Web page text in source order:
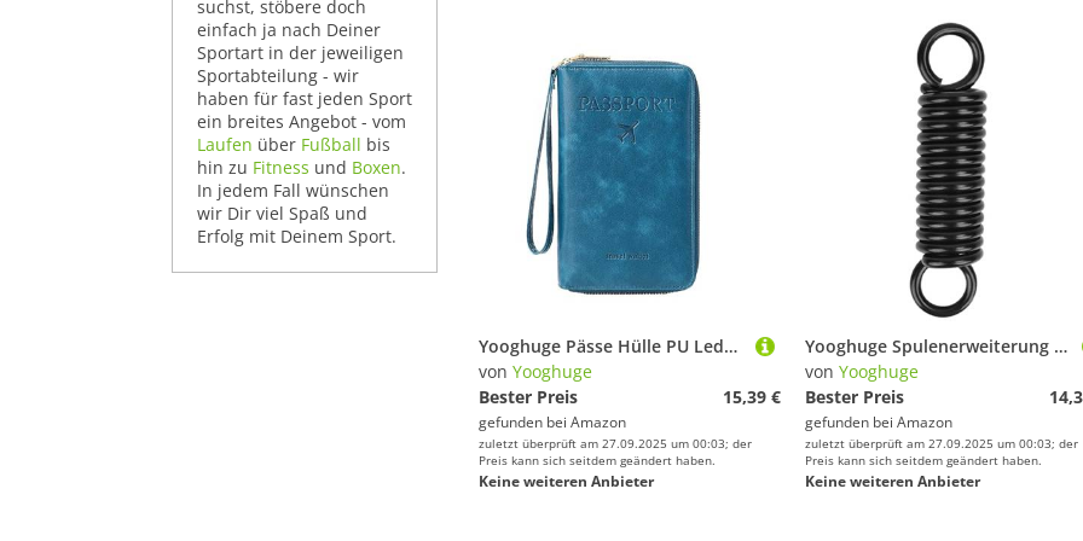
suchst, stöbere doch
einfach ja nach Deiner
Sportart in der jeweiligen
Sportabteilung - wir
haben für fast jeden Sport
ein breites Angebot - vom
Laufen über Fußball bis
hin zu Fitness und Boxen.
In jedem Fall wünschen
wir Dir viel Spaß und
Erfolg mit Deinem Sport.
Yooghuge Pässe Hülle PU Leder Reise Brieftaschenhalter Abdeckungen Für Visitenkarten Karten Bordpässe Passpasskoffer Reise Brieftasche PU Leder Cover Geschenk
von Yooghuge
Bester Preis
15,39 €
gefunden bei Amazon
zuletzt überprüft am 27.09.2025 um 00:03; der
Preis kann sich seitdem geändert haben.
Keine weiteren Anbieter
Yooghuge Spulenerweiterung Spring Draft Torsions Suspen Drosseln Kehren Zur Innen Und Outdoor Schwung Hängemattenmontage Zurück
von Yooghuge
Bester Preis
gefunden bei Amazon
zuletzt überprüft am 27.09.2025 um 00:03; der
Preis kann sich seitdem geändert haben.
Keine weiteren Anbieter